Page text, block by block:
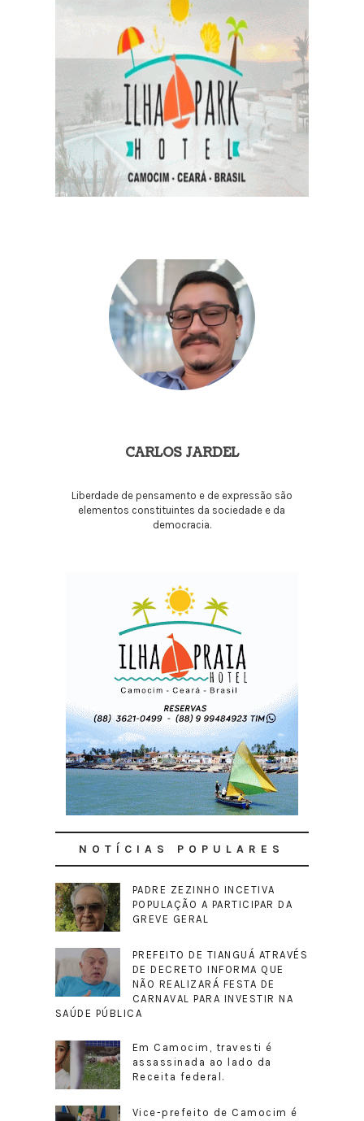
CARLOS JARDEL
Liberdade de pensamento e de expressão são
elementos constituintes da sociedade e da
democracia.
NOTÍCIAS POPULARES
PADRE ZEZINHO INCETIVA
POPULAÇÃO A PARTICIPAR DA
GREVE GERAL
PREFEITO DE TIANGUÁ ATRAVÉS
DE DECRETO INFORMA QUE
NÃO REALIZARÁ FESTA DE
CARNAVAL PARA INVESTIR NA
SAÚDE PÚBLICA
Em Camocim, travesti é
assassinada ao lado da
Receita federal.
Vice-prefeito de Camocim é